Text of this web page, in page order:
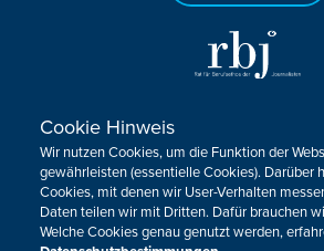
Sie haben noch Fragen oder
KONTAKTIEREN SIE UNS!
Impressum Datenschutz Kontakt
Cookie-Zustimmung
Cookie Hinweis
Wir nutzen Cookies, um die Funktion der
gewährleisten (essentielle Cookies). Darüber
Cookies, mit denen wir User-Verhalten
Daten teilen wir mit Dritten. Dafür brauchen
Welche Cookies genau genutzt werden,